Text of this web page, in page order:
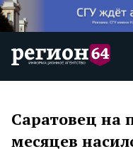
Саратовец на
месяцев